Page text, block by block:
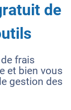
de
frais
et bien vous
gestion des